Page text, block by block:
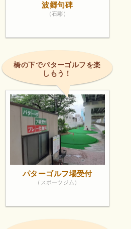
波郷句碑
（石彫）
橋の下でパターゴルフを楽
しもう！
パターゴルフ場受付
（スポーツジム）